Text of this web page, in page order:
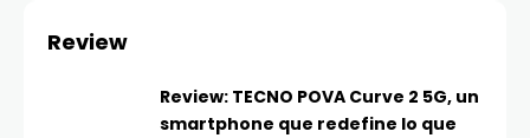
Review
Review: TECNO POVA Curve 2 5G, un
smartphone que redefine lo que